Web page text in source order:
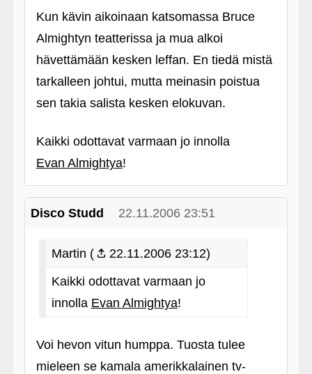
Kun kävin aikoinaan katsomassa Bruce
Almightyn teatterissa ja mua alkoi
hävettämään kesken leffan. En tiedä mistä
tarkalleen johtui, mutta meinasin poistua
sen takia salista kesken elokuvan.
Kaikki odottavat varmaan jo innolla
Evan Almightya!
Disco Studd 22.11.2006 23:51
Martin (
22.11.2006 23:12)
Kaikki odottavat varmaan jo
innolla Evan Almightya!
Voi hevon vitun humppa. Tuosta tulee
mieleen se kamala amerikkalainen tv-